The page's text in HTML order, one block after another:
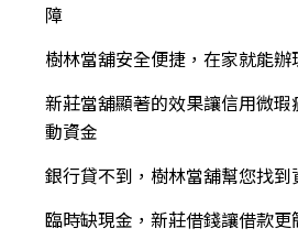
障
樹林當舖安全便捷，在家就能辦
新莊當舖顯著的效果讓信用微
動資金
銀行貸不到，樹林當舖幫您找到
臨時缺現金，新莊借錢讓借款更